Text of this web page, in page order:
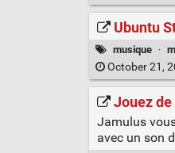
Ubuntu
musique ·
October 21,
Jouez
Jamulus
avec un son